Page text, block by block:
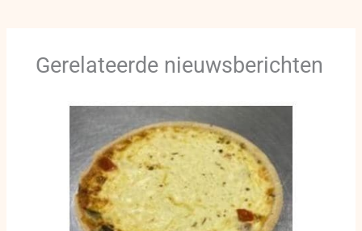
Gerelateerde nieuwsberichten